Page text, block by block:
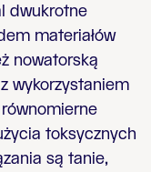
dwukrotne
materiałów
nowatorską
wykorzystaniem
toksycznych
są tanie,